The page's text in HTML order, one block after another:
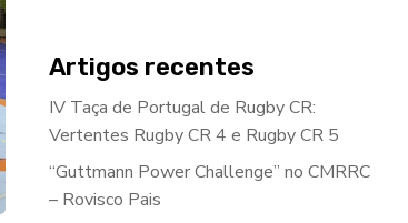
Artigos recentes
IV Taça de Portugal de Rugby CR:
Vertentes Rugby CR 4 e Rugby CR 5
“Guttmann Power Challenge” no CMRRC
– Rovisco Pais